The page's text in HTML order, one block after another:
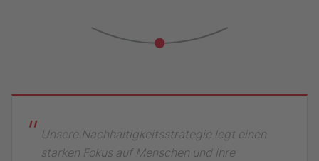
"
Unsere Nachhaltigkeitsstrategie legt einen
starken Fokus auf Menschen und ihre